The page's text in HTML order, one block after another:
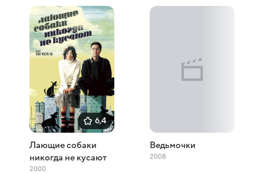
6,4
Лающие собаки
никогда не кусают
2000
Ведьмочки
2008